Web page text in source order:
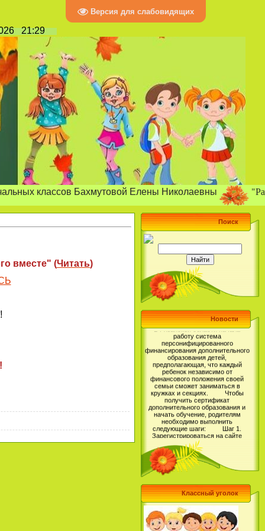
Версия для слабовидящих
21:29
Бахмутовой Елены Николаевны "Радость
вместе" (Читать)
Поиск
Новости
В Рязанской области начала
работу система
персонифицированного
финансирования дополнительного
образования детей,
предполагающая, что каждый
ребенок независимо от
финансового положения своей
семьи сможет заниматься в
кружках и секциях. Чтобы
получить сертификат
дополнительного образования и
начать обучение, родителям
необходимо выполнить
следующие шаги: Шаг 1.
Зарегистрироваться на сайте
Навигатор дополнительного
образования детей Рязанской
области, перейдя по ссылке https://
р62.навигатор.дети (более
подробную инструкцию по
регистрации Вы можете прочитать
тут: https://vk.com/@rmc62-kak-
zaregistrirovatsya-v-naviga..);
Шаг 2. Выбрать для своего
ребенка программу
дополнительного образования и
записаться на обучение; Шаг
3. Получить Сертификат
дополнительного образования в
Личном кабинете пользователя на
Классный уголок